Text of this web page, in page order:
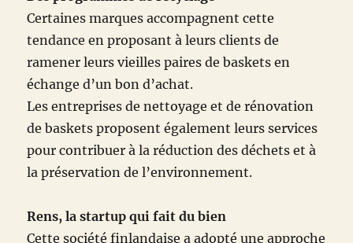
Certaines marques accompagnent cette
tendance en proposant à leurs clients de
ramener leurs vieilles paires de baskets en
échange d’un bon d’achat.
Les entreprises de nettoyage et de rénovation
de baskets proposent également leurs services
pour contribuer à la réduction des déchets et à
la préservation de l’environnement.
Rens, la startup qui fait du bien
Cette société finlandaise a adopté une approche